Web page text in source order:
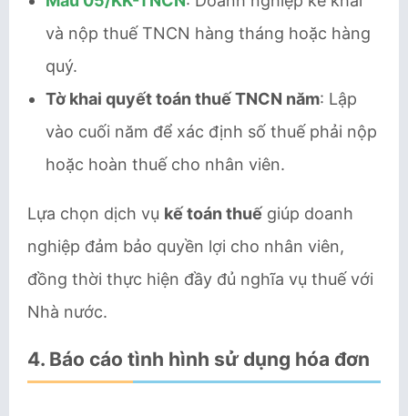
và nộp thuế TNCN hàng tháng hoặc hàng
quý.
Tờ khai quyết toán thuế TNCN năm: Lập
vào cuối năm để xác định số thuế phải nộp
hoặc hoàn thuế cho nhân viên.
Lựa chọn dịch vụ kế toán thuếgiúp doanh
nghiệp đảm bảo quyền lợi cho nhân viên,
đồng thời thực hiện đầy đủ nghĩa vụ thuế với
Nhà nước.
4. Báo cáo tình hình sử dụng hóa đơn